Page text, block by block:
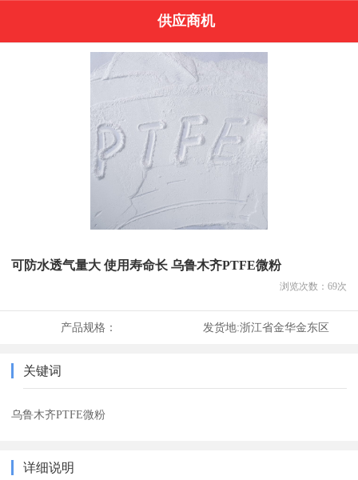
供应商机
可防水透气量大 使用寿命长 乌鲁木齐PTFE微粉
浏览次数： 69次
产品规格： 发货地:浙江省金华金东区
关键词
乌鲁木齐PTFE微粉
详细说明